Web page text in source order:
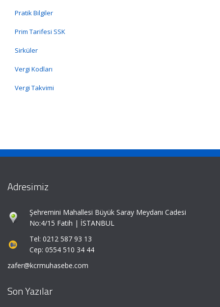
Pratik Bilgiler
Prim Tarifesi SSK
Sirküler
Vergi Kodları
Vergi Takvimi
Adresimiz
Şehremini Mahallesi Büyük Saray Meydanı Cadesi
No:4/15 Fatih | İSTANBUL
Tel: 0212 587 93 13
Cep: 0554 510 34 44
zafer@kcrmuhasebe.com
Son Yazılar